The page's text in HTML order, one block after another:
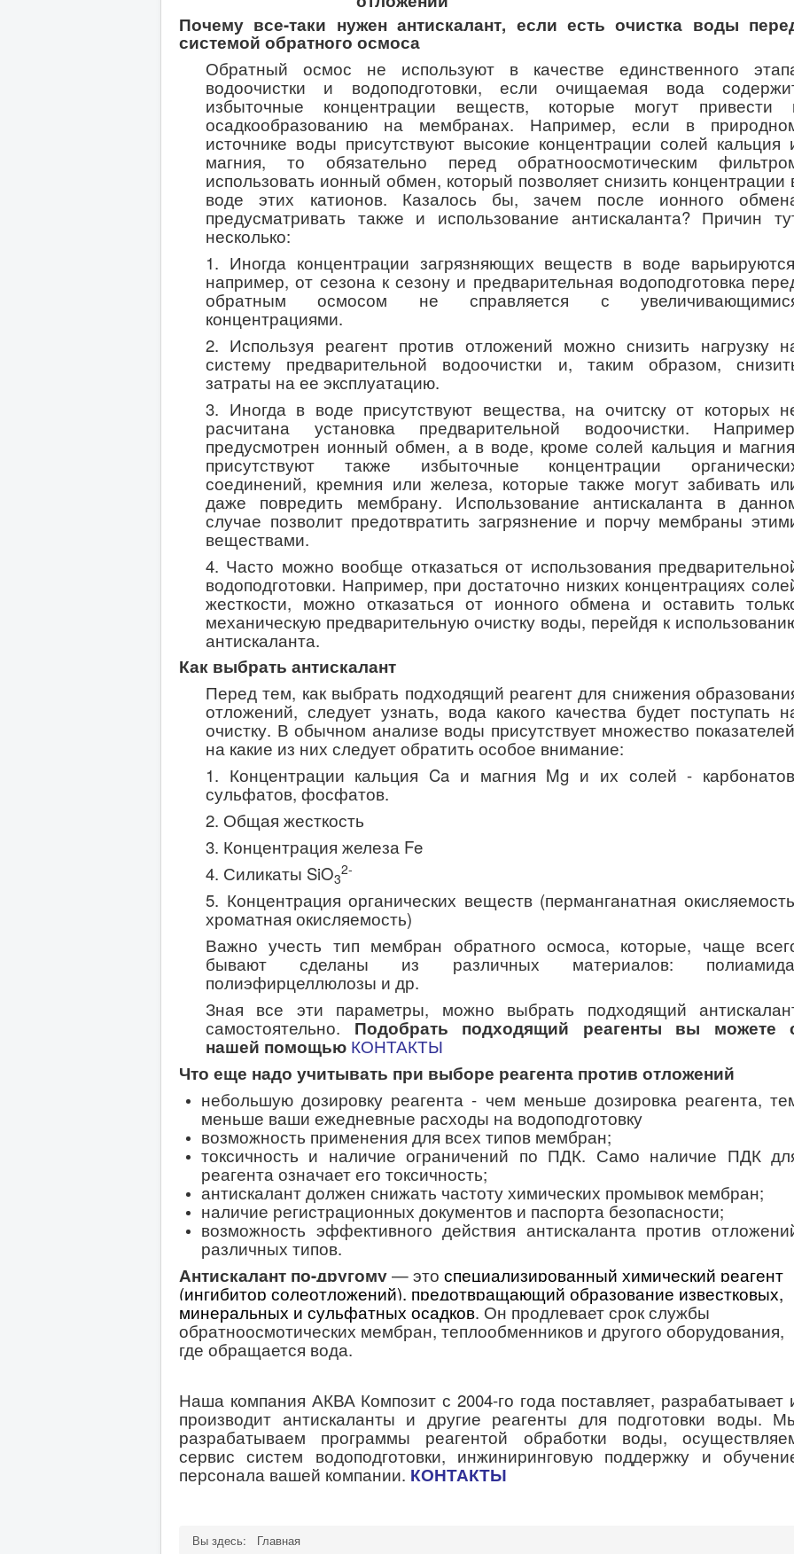
Почему все-таки нужен антискалант, если есть очистка воды
системой обратного осмоса
Обратный осмос не используют в качестве единственного
водоочистки и водоподготовки, если очищаемая вода
избыточные концентрации веществ, которые могут привести
осадкообразованию на мембранах. Например, если в
источнике воды присутствуют высокие концентрации солей кальция
магния, то обязательно перед обратноосмотическим
использовать ионный обмен, который позволяет снизить концентрации
воде этих катионов. Казалось бы, зачем после ионного
предусматривать также и использование антискаланта? Причин
несколько:
1. Иногда концентрации загрязняющих веществ в воде
например, от сезона к сезону и предварительная водоподготовка
обратным осмосом не справляется с
концентрациями.
2. Используя реагент против отложений можно снизить нагрузку
систему предварительной водоочистки и, таким образом,
затраты на ее эксплуатацию.
3. Иногда в воде присутствуют вещества, на очитску от которых
расчитана установка предварительной водоочистки.
предусмотрен ионный обмен, а в воде, кроме солей кальция и
присутствуют также избыточные концентрации
соединений, кремния или железа, которые также могут забивать
даже повредить мембрану. Использование антискаланта в
случае позволит предотвратить загрязнение и порчу мембраны
веществами.
4. Часто можно вообще отказаться от использования
водоподготовки. Например, при достаточно низких концентрациях
жесткости, можно отказаться от ионного обмена и оставить
механическую предварительную очистку воды, перейдя к
антискаланта.
Как выбрать антискалант
Перед тем, как выбрать подходящий реагент для снижения
отложений, следует узнать, вода какого качества будет поступать
очистку. В обычном анализе воды присутствует множество
на какие из них следует обратить особое внимание:
1. Концентрации кальция Ca и магния Mg и их солей -
сульфатов, фосфатов.
2. Общая жесткость
3. Концентрация железа Fe
4. Силикаты SiO3
2-
5. Концентрация органических веществ (перманганатная
хроматная окисляемость)
Важно учесть тип мембран обратного осмоса, которые, чаще
бывают сделаны из различных материалов:
полиэфирцеллюлозы и др.
Зная все эти параметры, можно выбрать подходящий
самостоятельно. Подобрать подходящий реагенты вы можете
нашей помощью КОНТАКТЫ
Что еще надо учитывать при выборе реагента против отложений
небольшую дозировку реагента - чем меньше дозировка реагента,
меньше ваши ежедневные расходы на водоподготовку
возможность применения для всех типов мембран;
токсичность и наличие ограничений по ПДК. Само наличие ПДК
реагента означает его токсичность;
антискалант должен снижать частоту химических промывок мембран;
наличие регистрационных документов и паспорта безопасности;
возможность эффективного действия антискаланта против
различных типов.
Антискалант по-другому— это специализированный химический реагент
(ингибитор солеотложений), предотвращающий образование известковых,
минеральных и сульфатных осадков. Он продлевает срок службы
обратноосмотических мембран, теплообменников и другого оборудования,
где обращается вода.
Наша компания АКВА Композит с 2004-го года поставляет, разрабатывает
производит антискаланты и другие реагенты для подготовки воды.
разрабатываем программы реагентой обработки воды,
сервис систем водоподготовки, инжиниринговую поддержку и
персонала вашей компании. КОНТАКТЫ
Вы здесь: Главная